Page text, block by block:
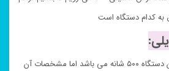
این نوع دستگاه بافنده همان دستگاه ۵۰۰ شانه می باشد اما مشخصات آن